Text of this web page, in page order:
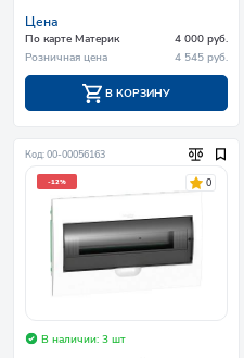
Цена
По карте Материк
4 000 руб.
Розничная цена
4 545 руб.
В КОРЗИНУ
Код: 00-00056163
-12% 0
В наличии: 3 шт